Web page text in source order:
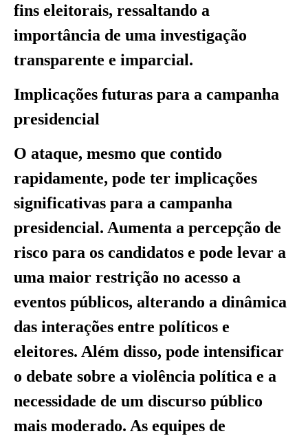
fins eleitorais, ressaltando a
importância de uma investigação
transparente e imparcial.
Implicações futuras para a campanha
presidencial
O ataque, mesmo que contido
rapidamente, pode ter implicações
significativas para a campanha
presidencial. Aumenta a percepção de
risco para os candidatos e pode levar a
uma maior restrição no acesso a
eventos públicos, alterando a dinâmica
das interações entre políticos e
eleitores. Além disso, pode intensificar
o debate sobre a violência política e a
necessidade de um discurso público
mais moderado. As equipes de